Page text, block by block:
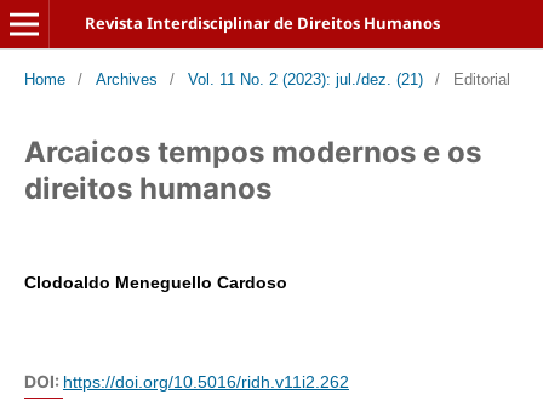
Revista Interdisciplinar de Direitos Humanos
Home / Archives / Vol. 11 No. 2 (2023): jul./dez. (21) / Editorial
Arcaicos tempos modernos e os
direitos humanos
Clodoaldo Meneguello Cardoso
DOI: https://doi.org/10.5016/ridh.v11i2.262